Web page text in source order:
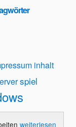
inhalt
spiel
weiterlesen